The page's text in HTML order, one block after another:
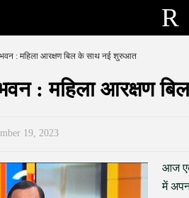
: महिला आरक्षण बिल के साथ नई शुरुआत
: महिला आरक्षण
19, 2023
आज
में